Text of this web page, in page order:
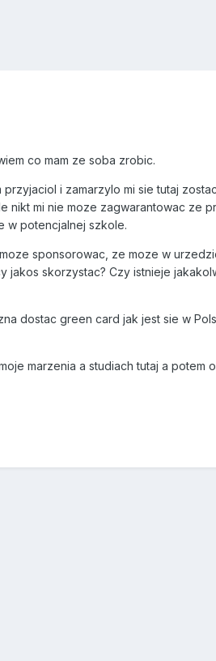
co mam ze soba zrobic.
i zamarzylo mi sie tutaj
nikt mi nie moze zagwarantowac ze
w potencjalnej szkole.
sponsorowac, ze moze w
skorzystac? Czy istnieje
dostac green card jak jest sie w
marzenia a studiach tutaj a potem